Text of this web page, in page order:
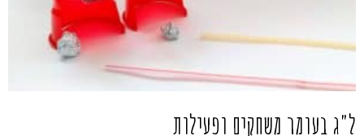
ל"ג בעומר משחקים ופעילות